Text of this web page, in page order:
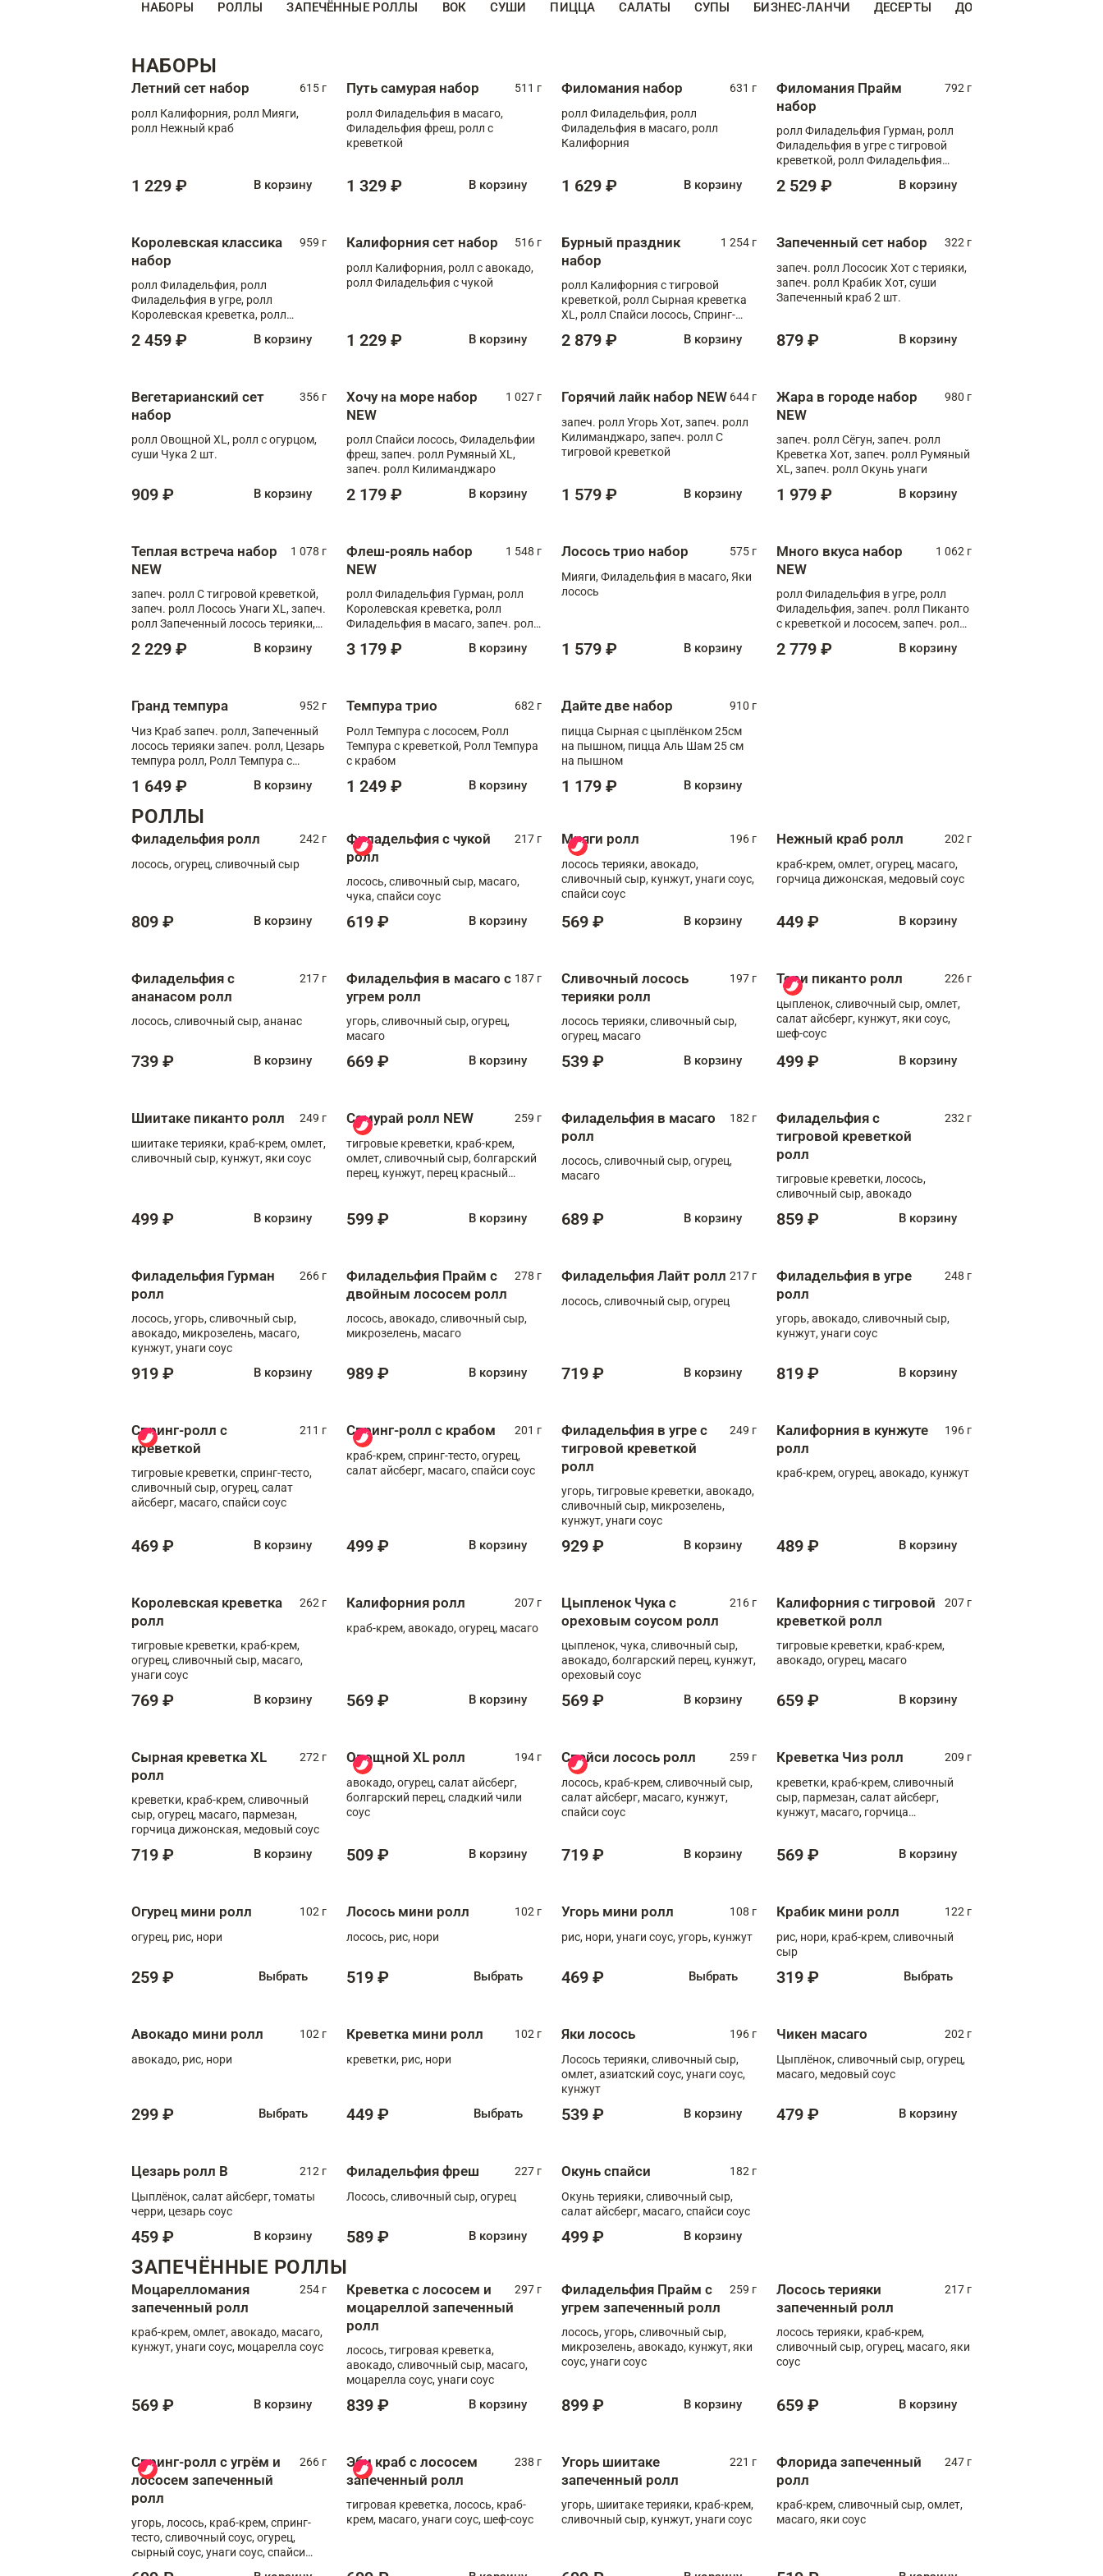
НАБОРЫ РОЛЛЫ ЗАПЕЧЁННЫЕ РОЛЛЫ ВОК СУШИ ПИЦЦА САЛАТЫ СУПЫ БИЗНЕС-ЛАНЧИ ДЕСЕРТЫ ДОПОЛНИТЕЛЬНО
НАБОРЫ
Летний сет набор
615 г
ролл Калифорния, ролл Мияги,
ролл Нежный краб
1 229 ₽ В корзину
Путь самурая набор
511 г
ролл Филадельфия в масаго,
Филадельфия фреш, ролл с
креветкой
1 329 ₽ В корзину
Филомания набор
631 г
ролл Филадельфия, ролл
Филадельфия в масаго, ролл
Калифорния
1 629 ₽ В корзину
Филомания Прайм
набор
792 г
ролл Филадельфия Гурман, ролл
Филадельфия в угре с тигровой
креветкой, ролл Филадельфия
2 529 ₽ В корзину
Королевская классика
набор
959 г
ролл Филадельфия, ролл
Филадельфия в угре, ролл
Королевская креветка, ролл
2 459 ₽ В корзину
Калифорния сет набор
516 г
ролл Калифорния, ролл с авокадо,
ролл Филадельфия с чукой
1 229 ₽ В корзину
Бурный праздник
набор
1 254 г
ролл Калифорния с тигровой
креветкой, ролл Сырная креветка
XL, ролл Спайси лосось, Спринг-
Медовая креветка
2 879 ₽ В корзину
Запеченный сет набор
322 г
запеч. ролл Лососик Хот с терияки,
запеч. ролл Крабик Хот, суши
Запеченный краб 2 шт.
879 ₽ В корзину
Вегетарианский сет
набор
356 г
ролл Овощной XL, ролл с огурцом,
суши Чука 2 шт.
909 ₽ В корзину
Хочу на море набор
NEW
1 027 г
ролл Спайси лосось, Филадельфии
фреш, запеч. ролл Румяный XL,
запеч. ролл Килиманджаро
2 179 ₽ В корзину
Горячий лайк набор NEW 644 г
запеч. ролл Угорь Хот, запеч. ролл
Килиманджаро, запеч. ролл С
тигровой креветкой
1 579 ₽ В корзину
Жара в городе набор
NEW
980 г
запеч. ролл Сёгун, запеч. ролл
Креветка Хот, запеч. ролл Румяный
XL, запеч. ролл Окунь унаги
1 979 ₽ В корзину
Теплая встреча набор
NEW
1 078 г
запеч. ролл С тигровой креветкой,
запеч. ролл Лосось Унаги XL, запеч.
ролл Запеченный лосось терияки,
2 229 ₽ В корзину
Флеш-рояль набор
NEW
1 548 г
ролл Филадельфия Гурман, ролл
Королевская креветка, ролл
Филадельфия в масаго, запеч. ролл
Тигровая креветка с моцареллой,
3 179 ₽ В корзину
Лосось трио набор
575 г
Мияги, Филадельфия в масаго, Яки
лосось
1 579 ₽ В корзину
Много вкуса набор
NEW
1 062 г
ролл Филадельфия в угре, ролл
Филадельфия, запеч. ролл Пиканто
с креветкой и лососем, запеч. ролл
2 779 ₽ В корзину
Гранд темпура
952 г
Чиз Краб запеч. ролл, Запеченный
лосось терияки запеч. ролл, Цезарь
темпура ролл, Ролл Темпура с
1 649 ₽ В корзину
Темпура трио
682 г
Ролл Темпура с лососем, Ролл
Темпура с креветкой, Ролл Темпура
с крабом
1 249 ₽ В корзину
Дайте две набор
910 г
пицца Сырная с цыплёнком 25см
на пышном, пицца Аль Шам 25 см
на пышном
1 179 ₽ В корзину
РОЛЛЫ
Филадельфия ролл
242 г
лосось, огурец, сливочный сыр
809 ₽ В корзину
Филадельфия с чукой
ролл
217 г
лосось, сливочный сыр, масаго,
чука, спайси соус
619 ₽ В корзину
Мияги ролл
196 г
лосось терияки, авокадо,
сливочный сыр, кунжут, унаги соус,
спайси соус
569 ₽ В корзину
Нежный краб ролл
202 г
краб-крем, омлет, огурец, масаго,
горчица дижонская, медовый соус
449 ₽ В корзину
Филадельфия с
ананасом ролл
217 г
лосось, сливочный сыр, ананас
739 ₽ В корзину
Филадельфия в масаго с
угрем ролл
187 г
угорь, сливочный сыр, огурец,
масаго
669 ₽ В корзину
Сливочный лосось
терияки ролл
197 г
лосось терияки, сливочный сыр,
огурец, масаго
539 ₽ В корзину
Тори пиканто ролл
226 г
цыпленок, сливочный сыр, омлет,
салат айсберг, кунжут, яки соус,
шеф-соус
499 ₽ В корзину
Шиитаке пиканто ролл
249 г
шиитаке терияки, краб-крем, омлет,
сливочный сыр, кунжут, яки соус
499 ₽ В корзину
Самурай ролл NEW
259 г
тигровые креветки, краб-крем,
омлет, сливочный сыр, болгарский
перец, кунжут, перец красный
599 ₽ В корзину
Филадельфия в масаго
ролл
182 г
лосось, сливочный сыр, огурец,
масаго
689 ₽ В корзину
Филадельфия с
тигровой креветкой
ролл
232 г
тигровые креветки, лосось,
сливочный сыр, авокадо
859 ₽ В корзину
Филадельфия Гурман
ролл
266 г
лосось, угорь, сливочный сыр,
авокадо, микрозелень, масаго,
кунжут, унаги соус
919 ₽ В корзину
Филадельфия Прайм с
двойным лососем ролл
278 г
лосось, авокадо, сливочный сыр,
микрозелень, масаго
989 ₽ В корзину
Филадельфия Лайт ролл 217 г
лосось, сливочный сыр, огурец
719 ₽ В корзину
Филадельфия в угре
ролл
248 г
угорь, авокадо, сливочный сыр,
кунжут, унаги соус
819 ₽ В корзину
Спринг-ролл с
креветкой
211 г
тигровые креветки, спринг-тесто,
сливочный сыр, огурец, салат
айсберг, масаго, спайси соус
469 ₽ В корзину
Спринг-ролл с крабом
201 г
краб-крем, спринг-тесто, огурец,
салат айсберг, масаго, спайси соус
499 ₽ В корзину
Филадельфия в угре с
тигровой креветкой
ролл
249 г
угорь, тигровые креветки, авокадо,
сливочный сыр, микрозелень,
кунжут, унаги соус
929 ₽ В корзину
Калифорния в кунжуте
ролл
196 г
краб-крем, огурец, авокадо, кунжут
489 ₽ В корзину
Королевская креветка
ролл
262 г
тигровые креветки, краб-крем,
огурец, сливочный сыр, масаго,
унаги соус
769 ₽ В корзину
Калифорния ролл
207 г
краб-крем, авокадо, огурец, масаго
569 ₽ В корзину
Цыпленок Чука с
ореховым соусом ролл
216 г
цыпленок, чука, сливочный сыр,
авокадо, болгарский перец, кунжут,
ореховый соус
569 ₽ В корзину
Калифорния с тигровой
креветкой ролл
207 г
тигровые креветки, краб-крем,
авокадо, огурец, масаго
659 ₽ В корзину
Сырная креветка XL
ролл
272 г
креветки, краб-крем, сливочный
сыр, огурец, масаго, пармезан,
горчица дижонская, медовый соус
719 ₽ В корзину
Овощной XL ролл
194 г
авокадо, огурец, салат айсберг,
болгарский перец, сладкий чили
соус
509 ₽ В корзину
Спайси лосось ролл
259 г
лосось, краб-крем, сливочный сыр,
салат айсберг, масаго, кунжут,
спайси соус
719 ₽ В корзину
Креветка Чиз ролл
209 г
креветки, краб-крем, сливочный
сыр, пармезан, салат айсберг,
кунжут, масаго, горчица
569 ₽ В корзину
Огурец мини ролл
102 г
огурец, рис, нори
259 ₽ Выбрать
Лосось мини ролл
102 г
лосось, рис, нори
519 ₽ Выбрать
Угорь мини ролл
108 г
рис, нори, унаги соус, угорь, кунжут
469 ₽ Выбрать
Крабик мини ролл
122 г
рис, нори, краб-крем, сливочный
сыр
319 ₽ Выбрать
Авокадо мини ролл
102 г
авокадо, рис, нори
299 ₽ Выбрать
Креветка мини ролл
102 г
креветки, рис, нори
449 ₽ Выбрать
Яки лосось
196 г
Лосось терияки, сливочный сыр,
омлет, азиатский соус, унаги соус,
кунжут
539 ₽ В корзину
Чикен масаго
202 г
Цыплёнок, сливочный сыр, огурец,
масаго, медовый соус
479 ₽ В корзину
Цезарь ролл В
212 г
Цыплёнок, салат айсберг, томаты
черри, цезарь соус
459 ₽ В корзину
Филадельфия фреш
227 г
Лосось, сливочный сыр, огурец
589 ₽ В корзину
Окунь спайси
182 г
Окунь терияки, сливочный сыр,
салат айсберг, масаго, спайси соус
499 ₽ В корзину
ЗАПЕЧЁННЫЕ РОЛЛЫ
Моцарелломания
запеченный ролл
254 г
краб-крем, омлет, авокадо, масаго,
кунжут, унаги соус, моцарелла соус
569 ₽ В корзину
Креветка с лососем и
моцареллой запеченный
ролл
297 г
лосось, тигровая креветка,
авокадо, сливочный сыр, масаго,
моцарелла соус, унаги соус
839 ₽ В корзину
Филадельфия Прайм с
угрем запеченный ролл
259 г
лосось, угорь, сливочный сыр,
микрозелень, авокадо, кунжут, яки
соус, унаги соус
899 ₽ В корзину
Лосось терияки
запеченный ролл
217 г
лосось терияки, краб-крем,
сливочный сыр, огурец, масаго, яки
соус
659 ₽ В корзину
Спринг-ролл с угрём и
лососем запеченный
ролл
266 г
угорь, лосось, краб-крем, спринг-
тесто, сливочный соус, огурец,
сырный соус, унаги соус, спайси
Эби краб с лососем
запеченный ролл
238 г
тигровая креветка, лосось, краб-
крем, масаго, унаги соус, шеф-соус
Угорь шиитаке
запеченный ролл
221 г
угорь, шиитаке терияки, краб-крем,
сливочный сыр, кунжут, унаги соус
Флорида запеченный
ролл
247 г
краб-крем, сливочный сыр, омлет,
масаго, яки соус